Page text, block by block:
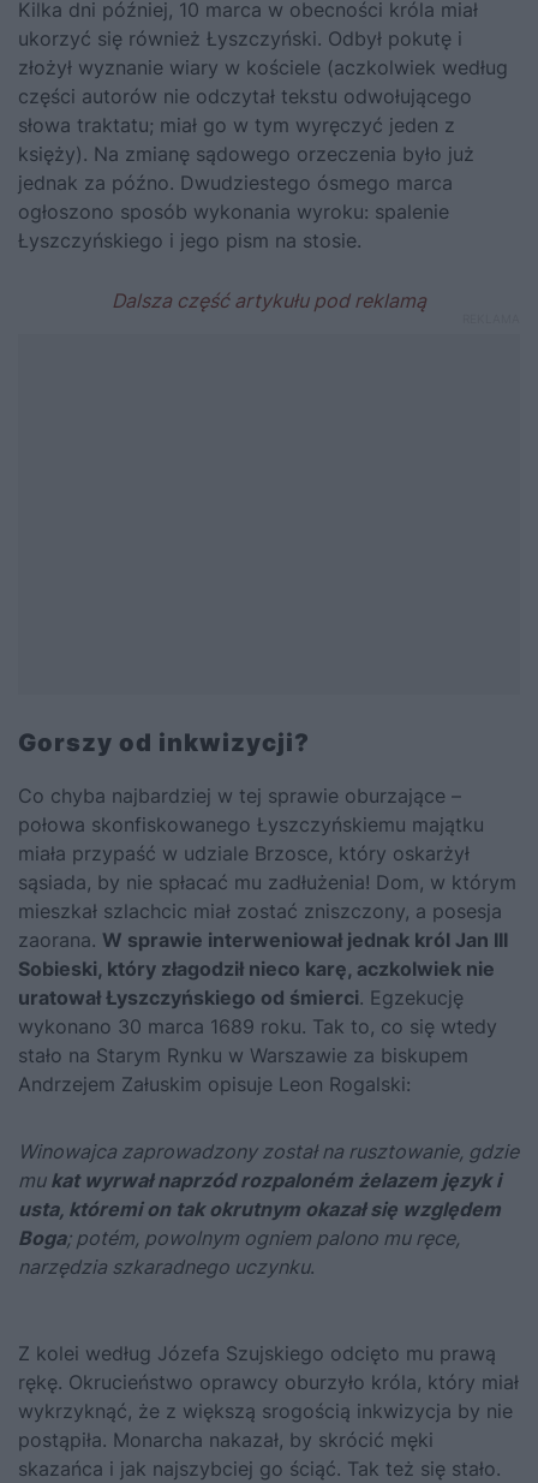
Kilka dni później, 10 marca w obecności króla miał
ukorzyć się również Łyszczyński. Odbył pokutę i
złożył wyznanie wiary w kościele (aczkolwiek według
części autorów nie odczytał tekstu odwołującego
słowa traktatu; miał go w tym wyręczyć jeden z
księży). Na zmianę sądowego orzeczenia było już
jednak za późno. Dwudziestego ósmego marca
ogłoszono sposób wykonania wyroku: spalenie
Łyszczyńskiego i jego pism na stosie.
Gorszy od inkwizycji?
Co chyba najbardziej w tej sprawie oburzające –
połowa skonfiskowanego Łyszczyńskiemu majątku
miała przypaść w udziale Brzosce, który oskarżył
sąsiada, by nie spłacać mu zadłużenia! Dom, w którym
mieszkał szlachcic miał zostać zniszczony, a posesja
zaorana. W sprawie interweniował jednak król Jan III
Sobieski, który złagodził nieco karę, aczkolwiek nie
uratował Łyszczyńskiego od śmierci. Egzekucję
wykonano 30 marca 1689 roku. Tak to, co się wtedy
stało na Starym Rynku w Warszawie za biskupem
Andrzejem Załuskim opisuje Leon Rogalski:
Winowajca zaprowadzony został na rusztowanie, gdzie
mu kat wyrwał naprzód rozpaloném żelazem język i
usta, któremi on tak okrutnym okazał się względem
Boga; potém, powolnym ogniem palono mu ręce,
narzędzia szkaradnego uczynku.
Z kolei według Józefa Szujskiego odcięto mu prawą
rękę. Okrucieństwo oprawcy oburzyło króla, który miał
wykrzyknąć, że z większą srogością inkwizycja by nie
postąpiła. Monarcha nakazał, by skrócić męki
skazańca i jak najszybciej go ściąć. Tak też się stało.